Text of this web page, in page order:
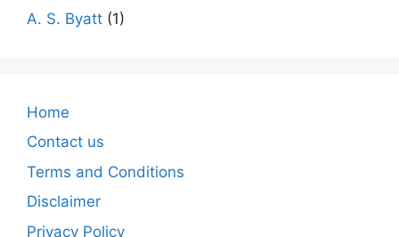
A. S. Byatt (1)
Home
Contact us
Terms and Conditions
Disclaimer
Privacy Policy